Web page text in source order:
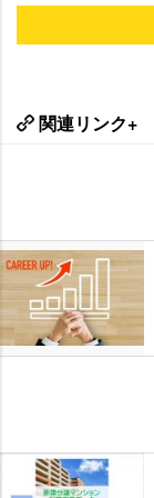
関連リンク+